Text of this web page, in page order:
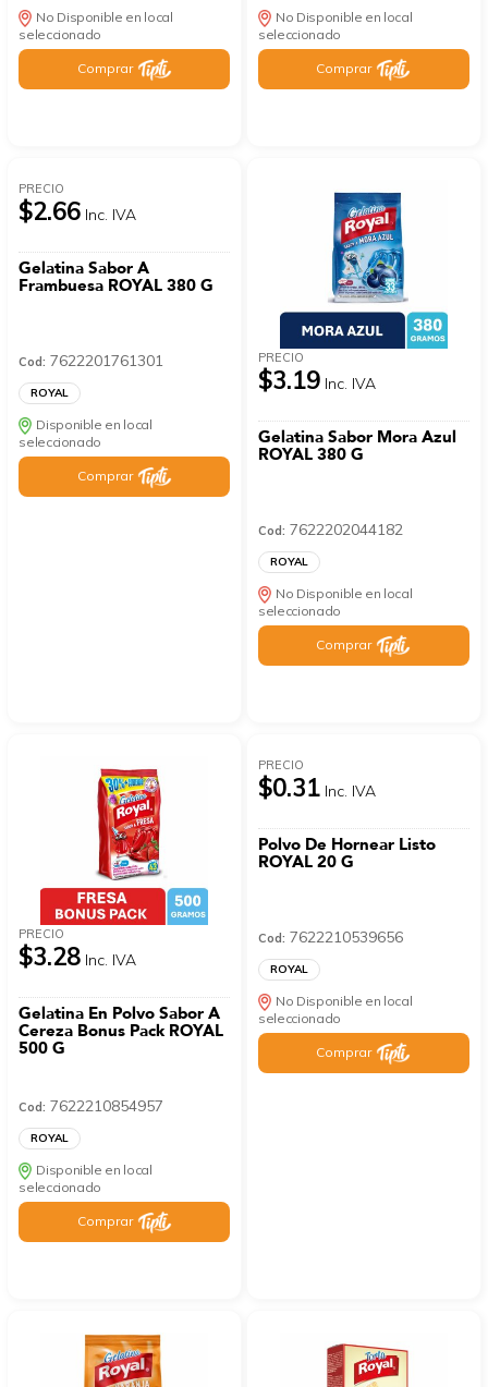
No Disponible en local
seleccionado
Comprar
No Disponible en local
seleccionado
Comprar
PRECIO
$2.66 Inc. IVA
Gelatina Sabor A
Frambuesa ROYAL 380 G
Cod: 7622201761301
ROYAL
Disponible en local
seleccionado
Comprar
PRECIO
$3.19 Inc. IVA
Gelatina Sabor Mora Azul
ROYAL 380 G
Cod: 7622202044182
ROYAL
No Disponible en local
seleccionado
Comprar
PRECIO
$3.28 Inc. IVA
Gelatina En Polvo Sabor A
Cereza Bonus Pack ROYAL
500 G
Cod: 7622210854957
ROYAL
Disponible en local
seleccionado
Comprar
PRECIO
$0.31 Inc. IVA
Polvo De Hornear Listo
ROYAL 20 G
Cod: 7622210539656
ROYAL
No Disponible en local
seleccionado
Comprar